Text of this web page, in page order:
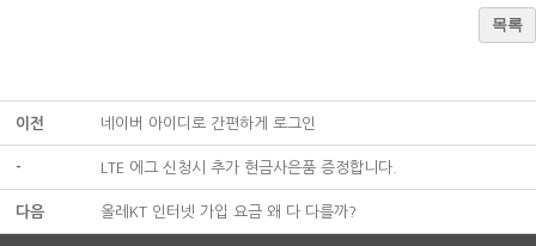
목록
이전 네이버 아이디로 간편하게 로그인
- LTE 에그 신청시 추가 현금사은품 증정합니다.
다음 올레KT 인터넷 가입 요금 왜 다 다를까?